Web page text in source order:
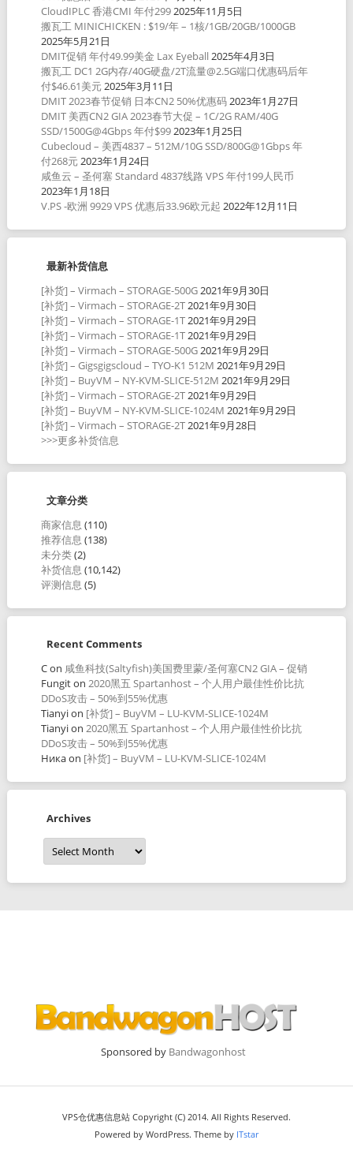
CloudIPLC 香港CMI 年付2992025年11月5日
搬瓦工 MINICHICKEN : $19/年 – 1核/1GB/20GB/1000GB
2025年5月21日
DMIT促销 年付49.99美金 Lax Eyeball 2025年4月3日
搬瓦工 DC1 2G内存/40G硬盘/2T流量@2.5G端口优惠码后年
付$46.61美元2025年3月11日
DMIT 2023春节促销 日本CN2 50%优惠码2023年1月27日
DMIT 美西CN2 GIA 2023春节大促 – 1C/2G RAM/40G
SSD/1500G@4Gbps 年付$992023年1月25日
Cubecloud – 美西4837 – 512M/10G SSD/800G@1Gbps 年
付268元2023年1月24日
咸鱼云 – 圣何塞 Standard 4837线路 VPS 年付199人民币
2023年1月18日
V.PS -欧洲 9929 VPS 优惠后33.96欧元起 2022年12月11日
最新补货信息
[补货] – Virmach – STORAGE-500G2021年9月30日
[补货] – Virmach – STORAGE-2T2021年9月30日
[补货] – Virmach – STORAGE-1T2021年9月29日
[补货] – Virmach – STORAGE-1T2021年9月29日
[补货] – Virmach – STORAGE-500G2021年9月29日
[补货] – Gigsgigscloud – TYO-K1 512M 2021年9月29日
[补货] – BuyVM – NY-KVM-SLICE-512M 2021年9月29日
[补货] – Virmach – STORAGE-2T2021年9月29日
[补货] – BuyVM – NY-KVM-SLICE-1024M 2021年9月29日
[补货] – Virmach – STORAGE-2T2021年9月28日
>>>更多补货信息
文章分类
商家信息 (110)
推荐信息 (138)
未分类(2)
补货信息 (10,142)
评测信息 (5)
Recent Comments
Con 咸鱼科技(Saltyfish)美国费里蒙/圣何塞CN2 GIA – 促销
Fungiton 2020黑五 Spartanhost – 个人用户最佳性价比抗
DDoS攻击 – 50%到55%优惠
Tianyion [补货] – BuyVM – LU-KVM-SLICE-1024M
Tianyion 2020黑五 Spartanhost – 个人用户最佳性价比抗
DDoS攻击 – 50%到55%优惠
Никаon [补货] – BuyVM – LU-KVM-SLICE-1024M
Archives
Archives
Sponsored by Bandwagonhost
VPS仓优惠信息站 Copyright (C) 2014. All Rights Reserved.
Powered by WordPress. Theme by ITstar